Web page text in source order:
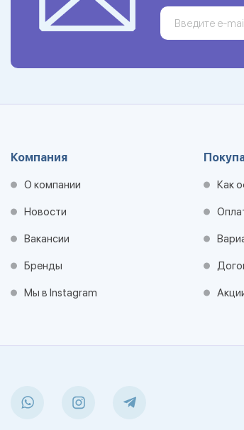
Компания
О компании
Новости
Вакансии
Бренды
Мы в Instagram
Как